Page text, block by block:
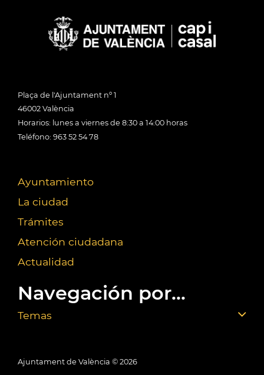
Plaça de l'Ajuntament nº 1
46002 València
Horarios: lunes a viernes de 8:30 a 14:00 horas
Teléfono: 963 52 54 78
Ayuntamiento
La ciudad
Trámites
Atención ciudadana
Actualidad
Navegación por...
Temas
Ajuntament de València © 2026